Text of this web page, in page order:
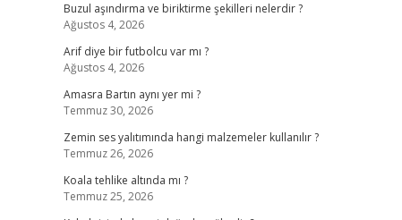
Buzul aşındırma ve biriktirme şekilleri nelerdir ?
Ağustos 4, 2026
Arif diye bir futbolcu var mı ?
Ağustos 4, 2026
Amasra Bartın aynı yer mi ?
Temmuz 30, 2026
Zemin ses yalıtımında hangi malzemeler kullanılır ?
Temmuz 26, 2026
Koala tehlike altında mı ?
Temmuz 25, 2026